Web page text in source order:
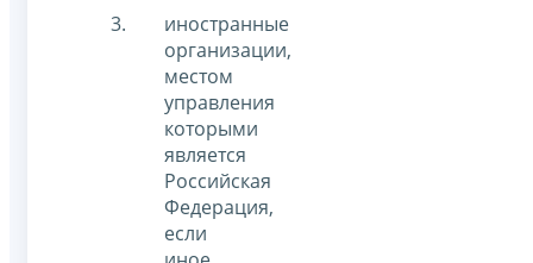
иностранные
организации,
местом
управления
которыми
является
Российская
Федерация,
если